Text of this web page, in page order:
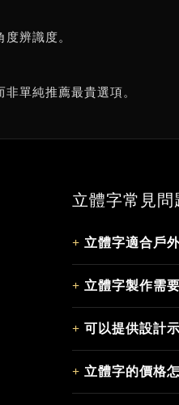
辨識度。
單純推薦最貴選項。
立體字常見問
立體字適合戶
立體字製作需
可以提供設計
立體字的價格